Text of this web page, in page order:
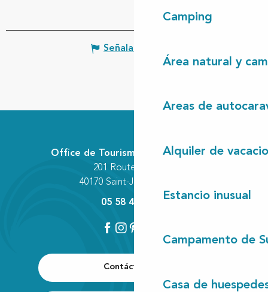
Camping
Área natural y
Areas de
Alquiler de
Estancio inusual
Campamento de
Casa de
Señalar un error
Contáctenos
Office de Tourisme Communautaire
201 Route des Lacs
40170 Saint-Julien-en-Born
05 58 42 89 80